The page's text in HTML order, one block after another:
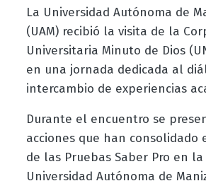
La Universidad Autónoma de
(UAM) recibió la visita de la
Universitaria Minuto de Dios
en una jornada dedicada al
intercambio de experiencias
Durante el encuentro se
acciones que han consolidado
de las Pruebas Saber Pro en la
Universidad Autónoma de